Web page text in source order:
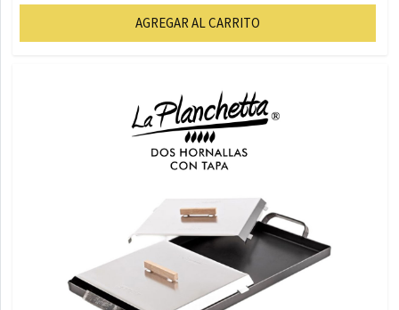
AGREGAR AL CARRITO